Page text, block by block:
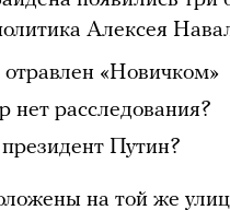
Алексея
«Новичком»
нет расследования?
Путин?
на той же